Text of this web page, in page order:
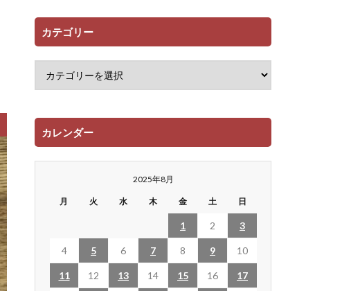
カテゴリー
カレンダー
2025年8月
月 火 水 木 金 土 日
1 2 3
4 5 6 7 8 9 10
11 12 13 14 15 16 17